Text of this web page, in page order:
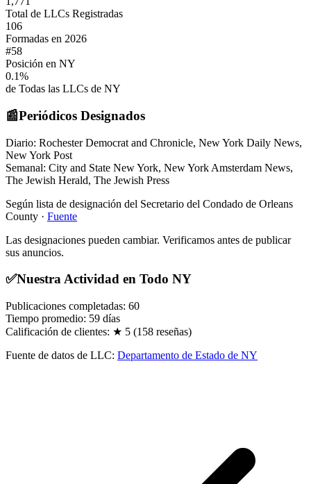
Total de LLCs Registradas
106
Formadas en 2026
#58
Posición en NY
0.1%
de Todas las LLCs de NY
📰Periódicos Designados
Diario: Rochester Democrat and Chronicle, New York Daily News,
New York Post
Semanal: City and State New York, New York Amsterdam News,
The Jewish Herald, The Jewish Press
Según lista de designación del Secretario del Condado de Orleans
County · Fuente
Las designaciones pueden cambiar. Verificamos antes de publicar
sus anuncios.
✅Nuestra Actividad en Todo NY
Publicaciones completadas: 60
Tiempo promedio: 59 días
Calificación de clientes: ★ 5 (158 reseñas)
Fuente de datos de LLC: Departamento de Estado de NY